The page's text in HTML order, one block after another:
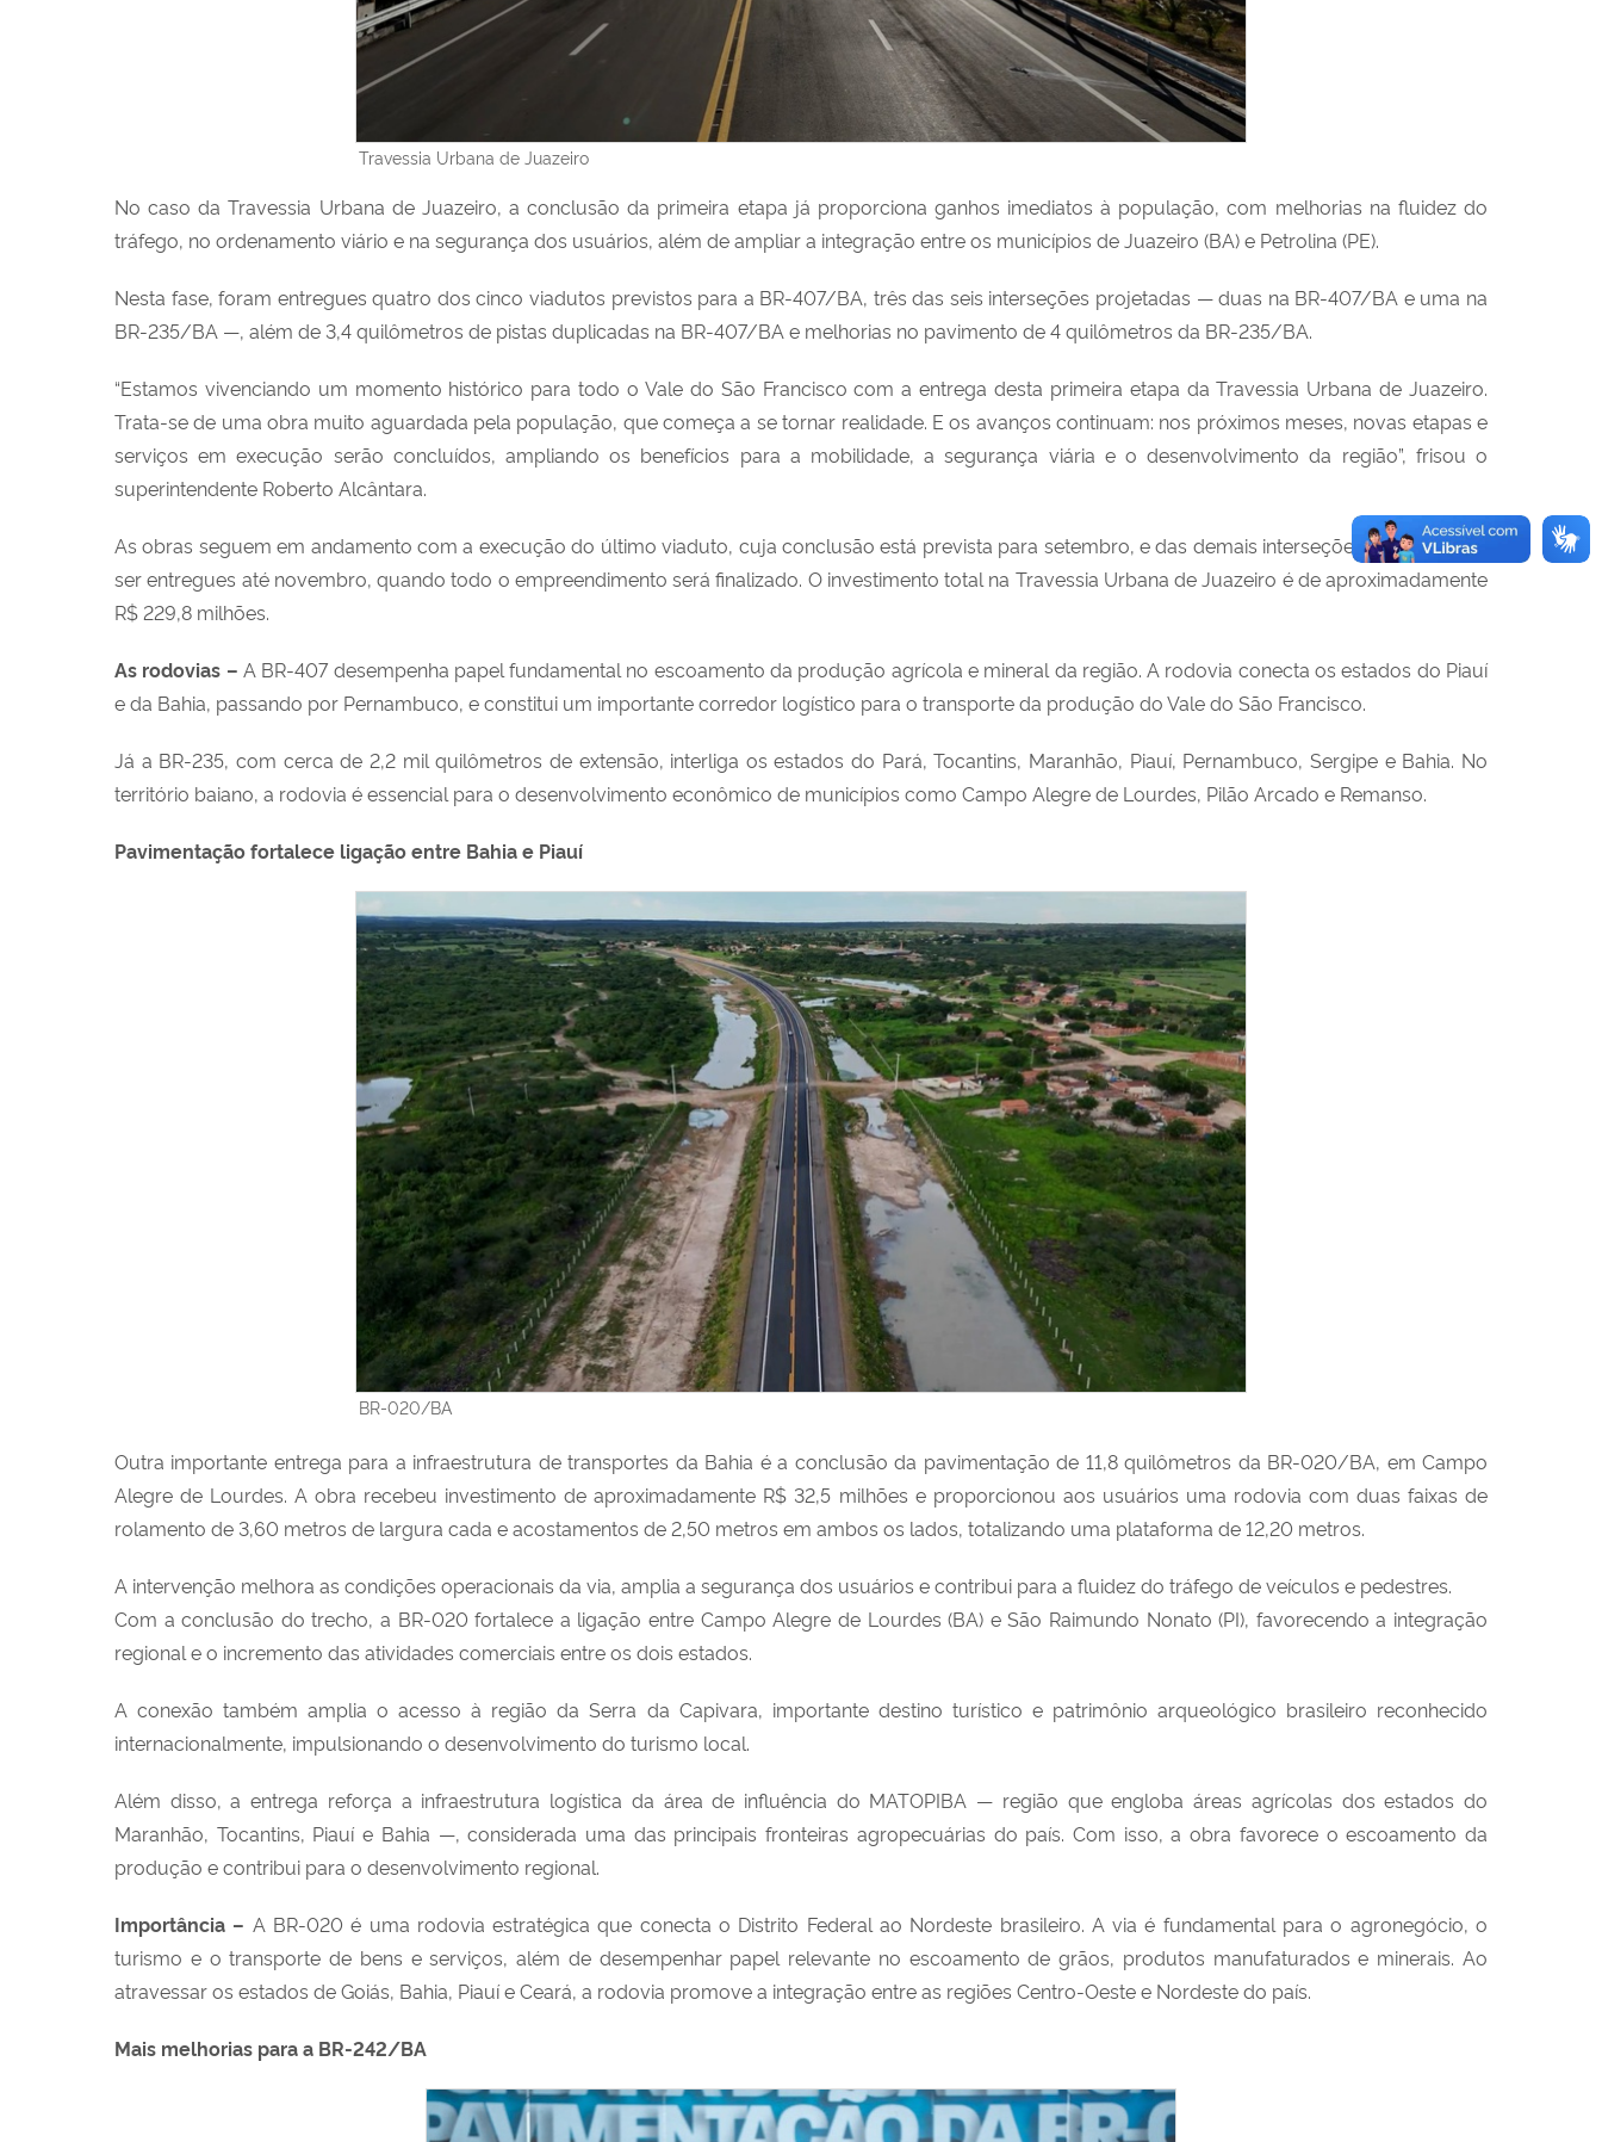
Travessia Urbana de Juazeiro
No caso da Travessia Urbana de Juazeiro, a conclusão da primeira etapa já proporciona ganhos imediatos à população, com melhorias na fluidez do
tráfego, no ordenamento viário e na segurança dos usuários, além de ampliar a integração entre os municípios de Juazeiro (BA) e Petrolina (PE).
Nesta fase, foram entregues quatro dos cinco viadutos previstos para a BR-407/BA, três das seis interseções projetadas — duas na BR-407/BA e uma na
BR-235/BA —, além de 3,4 quilômetros de pistas duplicadas na BR-407/BA e melhorias no pavimento de 4 quilômetros da BR-235/BA.
“Estamos vivenciando um momento histórico para todo o Vale do São Francisco com a entrega desta primeira etapa da Travessia Urbana de Juazeiro.
Trata-se de uma obra muito aguardada pela população, que começa a se tornar realidade. E os avanços continuam: nos próximos meses, novas etapas e
serviços em execução serão concluídos, ampliando os benefícios para a mobilidade, a segurança viária e o desenvolvimento da região”, frisou o
superintendente Roberto Alcântara.
As obras seguem em andamento com a execução do último viaduto, cuja conclusão está prevista para setembro, e das demais interseções, que deverão
ser entregues até novembro, quando todo o empreendimento será finalizado. O investimento total na Travessia Urbana de Juazeiro é de aproximadamente
R$ 229,8 milhões.
As rodovias – A BR-407 desempenha papel fundamental no escoamento da produção agrícola e mineral da região. A rodovia conecta os estados do Piauí
e da Bahia, passando por Pernambuco, e constitui um importante corredor logístico para o transporte da produção do Vale do São Francisco.
Já a BR-235, com cerca de 2,2 mil quilômetros de extensão, interliga os estados do Pará, Tocantins, Maranhão, Piauí, Pernambuco, Sergipe e Bahia. No
território baiano, a rodovia é essencial para o desenvolvimento econômico de municípios como Campo Alegre de Lourdes, Pilão Arcado e Remanso.
Pavimentação fortalece ligação entre Bahia e Piauí
BR-020/BA
Outra importante entrega para a infraestrutura de transportes da Bahia é a conclusão da pavimentação de 11,8 quilômetros da BR-020/BA, em Campo
Alegre de Lourdes. A obra recebeu investimento de aproximadamente R$ 32,5 milhões e proporcionou aos usuários uma rodovia com duas faixas de
rolamento de 3,60 metros de largura cada e acostamentos de 2,50 metros em ambos os lados, totalizando uma plataforma de 12,20 metros.
A intervenção melhora as condições operacionais da via, amplia a segurança dos usuários e contribui para a fluidez do tráfego de veículos e pedestres.
Com a conclusão do trecho, a BR-020 fortalece a ligação entre Campo Alegre de Lourdes (BA) e São Raimundo Nonato (PI), favorecendo a integração
regional e o incremento das atividades comerciais entre os dois estados.
A conexão também amplia o acesso à região da Serra da Capivara, importante destino turístico e patrimônio arqueológico brasileiro reconhecido
internacionalmente, impulsionando o desenvolvimento do turismo local.
Além disso, a entrega reforça a infraestrutura logística da área de influência do MATOPIBA — região que engloba áreas agrícolas dos estados do
Maranhão, Tocantins, Piauí e Bahia —, considerada uma das principais fronteiras agropecuárias do país. Com isso, a obra favorece o escoamento da
produção e contribui para o desenvolvimento regional.
Importância – A BR-020 é uma rodovia estratégica que conecta o Distrito Federal ao Nordeste brasileiro. A via é fundamental para o agronegócio, o
turismo e o transporte de bens e serviços, além de desempenhar papel relevante no escoamento de grãos, produtos manufaturados e minerais. Ao
atravessar os estados de Goiás, Bahia, Piauí e Ceará, a rodovia promove a integração entre as regiões Centro-Oeste e Nordeste do país.
Mais melhorias para a BR-242/BA